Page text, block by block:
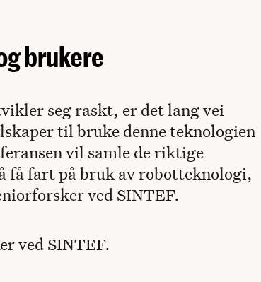
brukere
seg raskt, er det lang vei
til bruke denne teknologien
vil samle de riktige
få fart på bruk av robotteknologi,
ved SINTEF.
ved SINTEF.